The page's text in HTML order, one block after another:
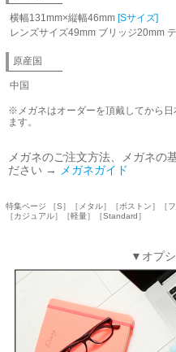
横幅131mm×縦幅46mm [Sサイズ]
レンズサイズ49mm ブリッジ20mm
原産国
中国
※メガネはオーダーを頂戴してから
ます。
メガネのご注文方法、メガネの
ださい →
メガネガイド
特集ページ ［S］［メタル］［ボストン］［
［カジュアル］［軽量］［Standard］
▼オプ